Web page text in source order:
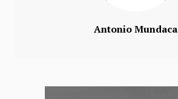
Antonio Mundaca